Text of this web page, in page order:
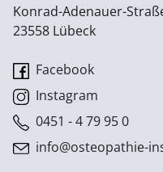
Konrad-Adenauer-
23558 Lübeck
Facebook
Instagram
0451 - 4 79 95 0
info@osteopathie-